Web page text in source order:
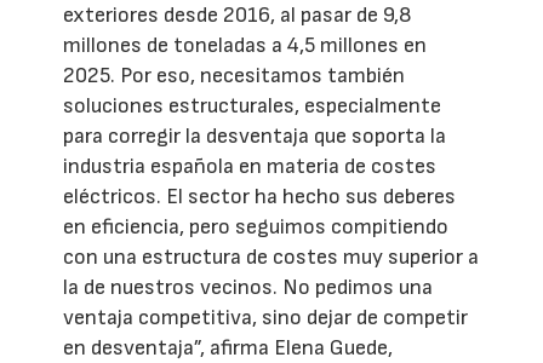
exteriores desde 2016, al pasar de 9,8
millones de toneladas a 4,5 millones en
2025. Por eso, necesitamos también
soluciones estructurales, especialmente
para corregir la desventaja que soporta la
industria española en materia de costes
eléctricos. El sector ha hecho sus deberes
en eficiencia, pero seguimos compitiendo
con una estructura de costes muy superior a
la de nuestros vecinos. No pedimos una
ventaja competitiva, sino dejar de competir
en desventaja”, afirma Elena Guede,